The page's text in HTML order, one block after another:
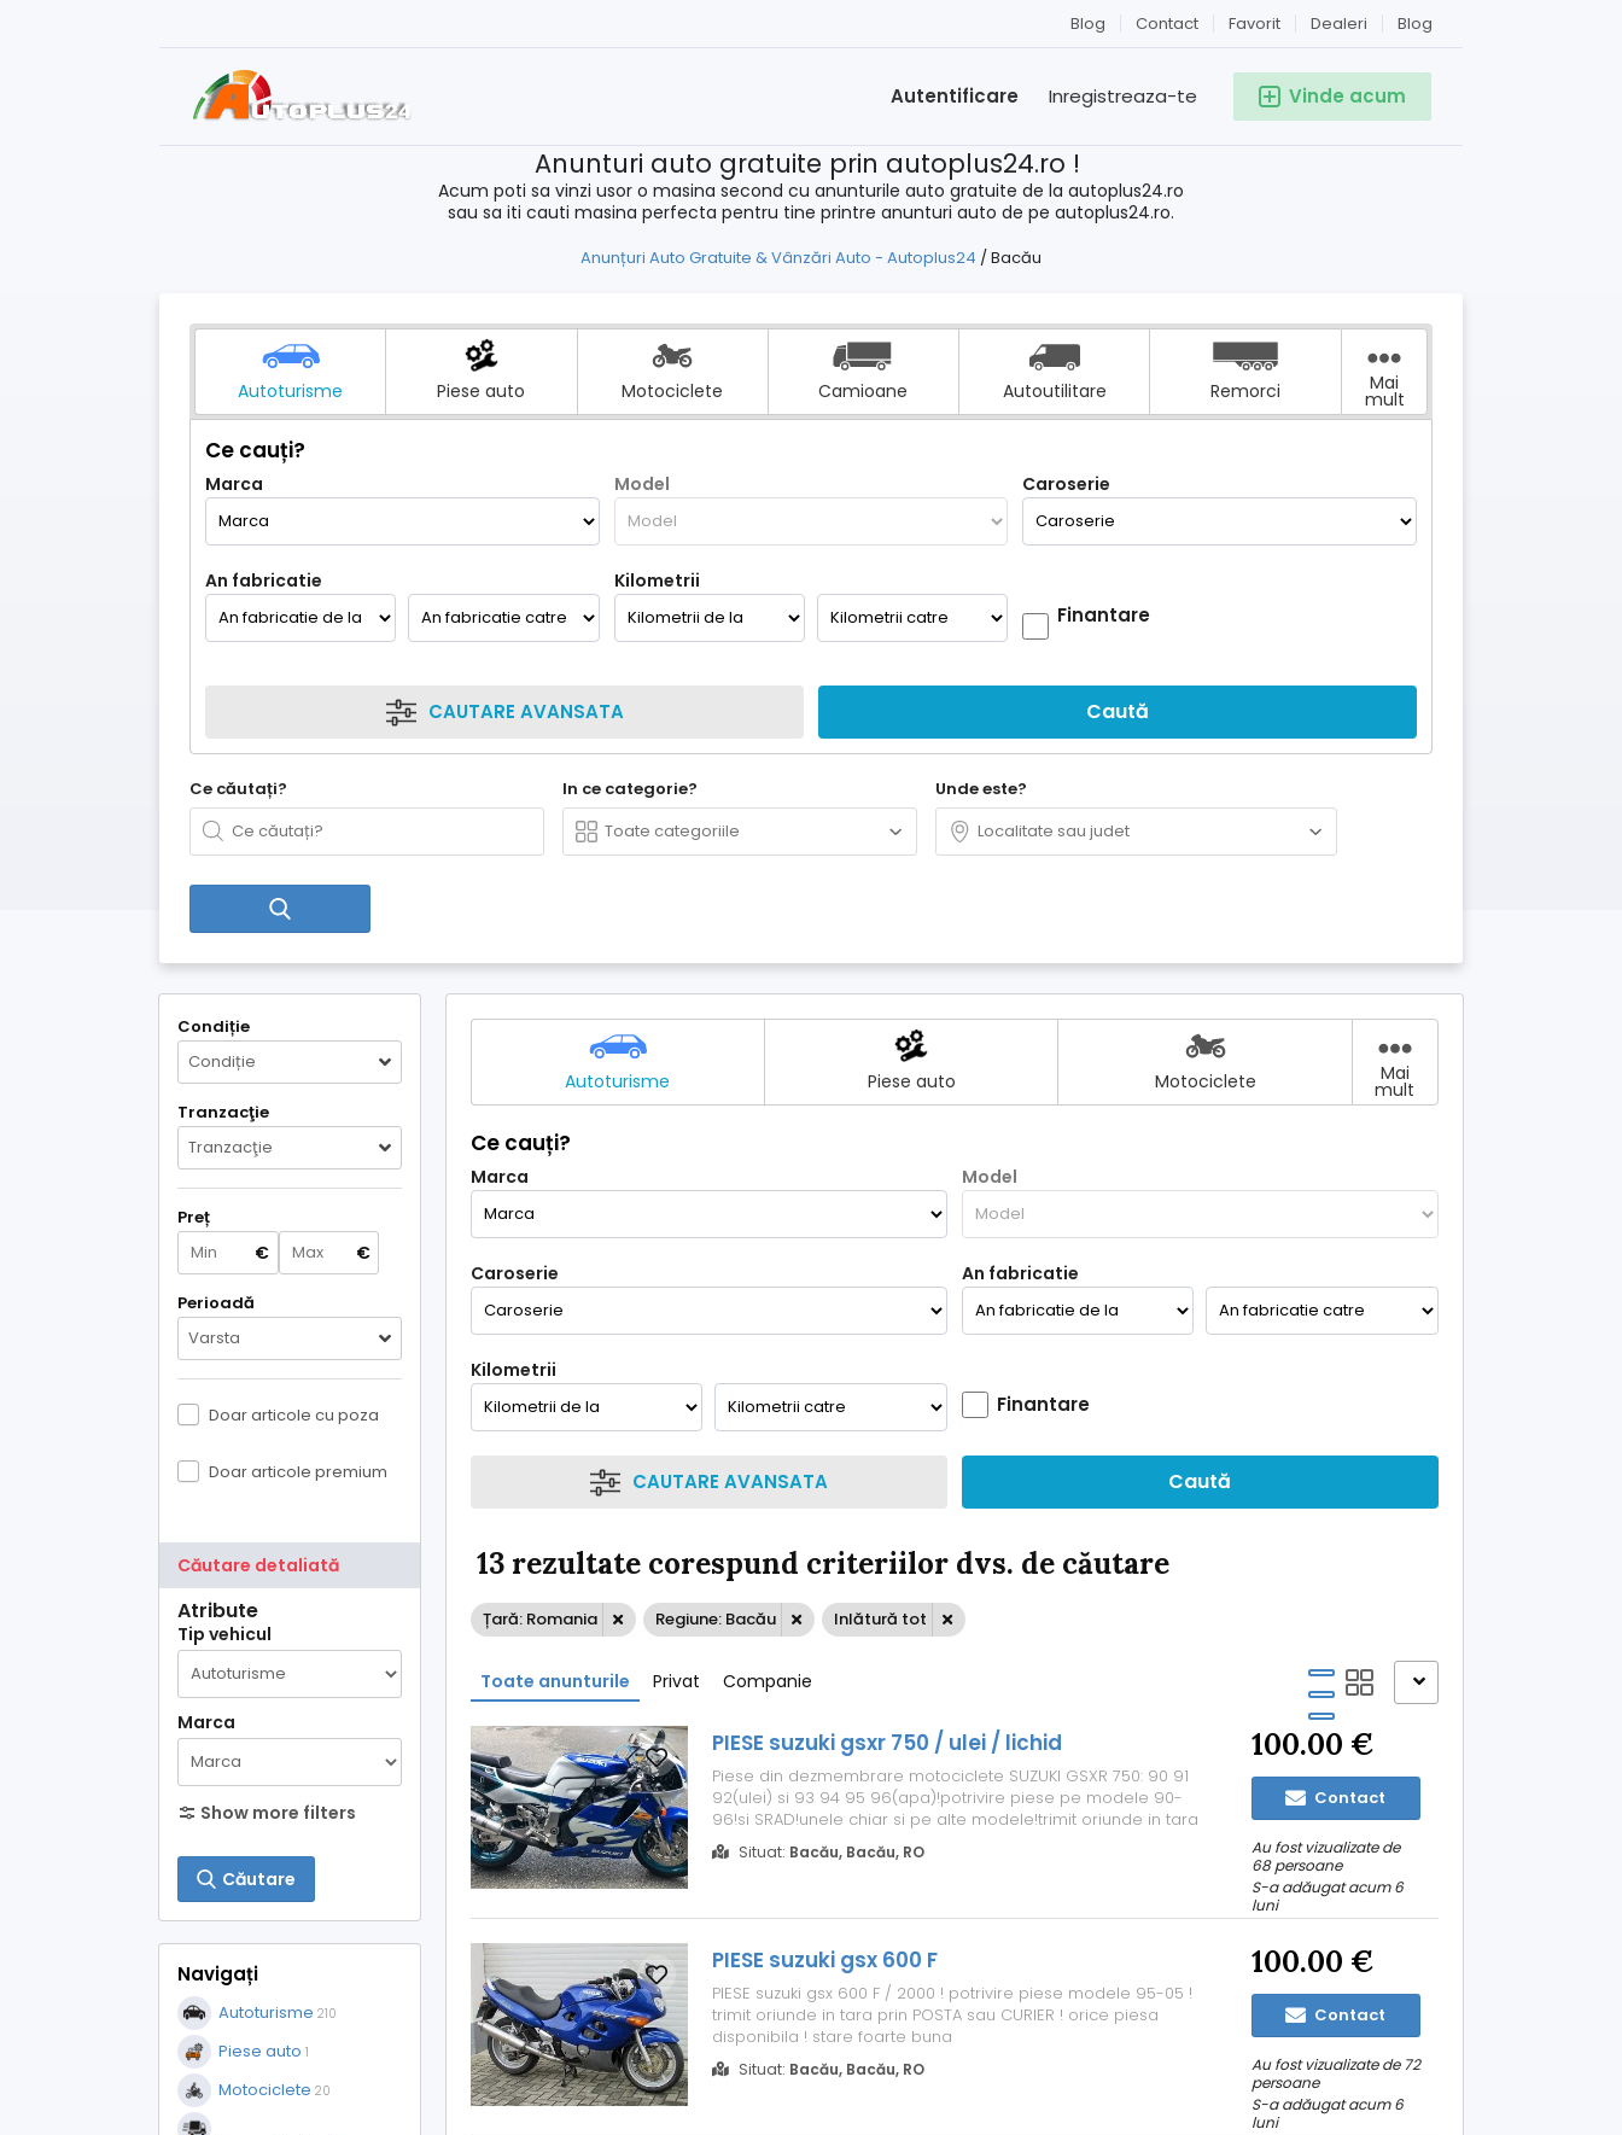
Blog
Dealeri
Favorit
Contact
Blog
Vinde acum
Inregistreaza-te
Autentificare
Anunturi auto gratuite prin autoplus24.ro !
Acum poti sa vinzi usor o masina second cu anunturile auto gratuite de la autoplus24.ro
sau sa iti cauti masina perfecta pentru tine printre anunturi auto de pe autoplus24.ro.
Anunțuri Auto Gratuite & Vânzări Auto - Autoplus24 /Bacău
Autoturisme Piese auto Motociclete Camioane Autoutilitare Remorci Mai
mult
Ce cauți?
Marca Model Caroserie
An fabricatie Kilometrii
Finantare
CAUTARE AVANSATA Caută
Ce căutați? In ce categorie? Unde este?
Condiție
Condiție
Tranzacţie
Tranzacţie
Preț
€ €
Perioadă
Varsta
Doar articole cu poza
Doar articole premium
Căutare detaliată
Atribute
Tip vehicul
Marca
Show more filters
Căutare
Navigați
Autoturisme 210
Piese auto 1
Motociclete 20
Autoturisme Piese auto Motociclete Mai
mult
Ce cauți?
Marca Model
Caroserie An fabricatie
Kilometrii
Finantare
CAUTARE AVANSATA Caută
13 rezultate corespund criteriilor dvs. de căutare
Țară: Romania Regiune: Bacău Inlătură tot
Toate anunturile Privat Companie
PIESE suzuki gsxr 750 / ulei / lichid
Piese din dezmembrare motociclete SUZUKI GSXR 750: 90 91
92(ulei) si 93 94 95 96(apa)!potrivire piese pe modele 90-
96!si SRAD!unele chiar si pe alte modele!trimit oriunde in tara
prin posta sau curier!orice piesa disponibila! stare foarte
bunaSituat: Bacău, Bacău, RO
100.00 €
Contact
Au fost vizualizate de
68 persoane
S-a adăugat acum 6
luni
PIESE suzuki gsx 600 F
PIESE suzuki gsx 600 F / 2000 ! potrivire piese modele 95-05 !
trimit oriunde in tara prin POSTA sau CURIER ! orice piesa
disponibila ! stare foarte buna
Situat: Bacău, Bacău, RO
100.00 €
Contact
Au fost vizualizate de 72
persoane
S-a adăugat acum 6
luni